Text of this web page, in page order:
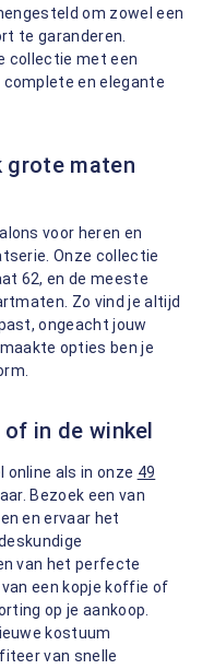
om zowel een
te garanderen.
collectie met een
complete en elegante
grote maten
voor heren en
Onze collectie
62, en de meeste
Zo vind je altijd
ongeacht jouw
opties ben je
in de winkel
online als in onze 49
Bezoek een van
en ervaar het
van het perfecte
een kopje koffie of
op je aankoop.
kostuum
van snelle